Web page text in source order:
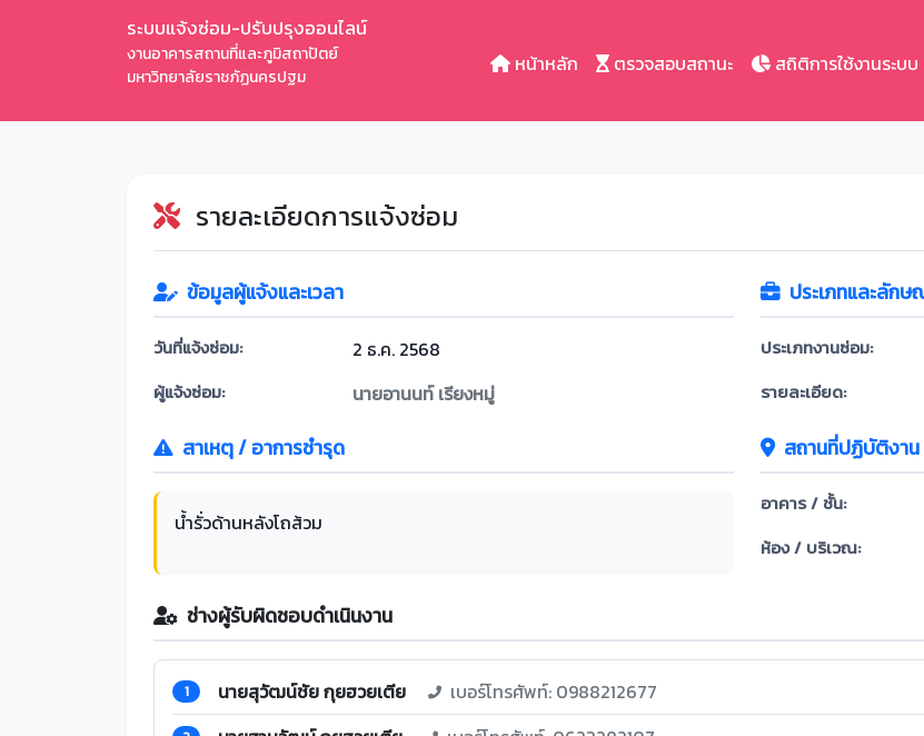
ระบบแจ้งซ่อม-ปรับปรุงออนไลน์
งานอาคารสถานที่และภูมิสถาปัตย์
มหาวิทยาลัยราชภัฏนครปฐม
หน้าหลัก ตรวจสอบสถานะ สถิติการใช้งานระบบ
รายละเอียดการแจ้งซ่อม
ข้อมูลผู้แจ้งและเวลา
วันที่แจ้งซ่อม: 2 ธ.ค. 2568
ผู้แจ้งซ่อม: นายอานนท์ เรียงหมู่
ประเภทและลักษ
ประเภทงานซ่อม:
รายละเอียด:
สาเหตุ / อาการชำรุด
น้ำรั่วด้านหลังโถส้วม
สถานที่ปฏิบัติงาน
อาคาร / ชั้น:
ห้อง / บริเวณ:
ช่างผู้รับผิดชอบดำเนินงาน
1 นายสุวัฒน์ชัย กุยฮวยเตีย เบอร์โทรศัพท์: 0988212677